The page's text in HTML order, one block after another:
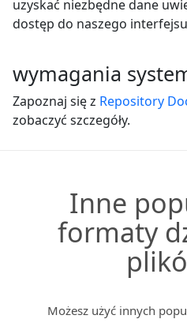
uzyskać niezbędne dane
dostęp do naszego interfejsu
wymagania
Zapoznaj się z Repository
zobaczyć szczegóły.
Inne
formaty
Możesz użyć innych